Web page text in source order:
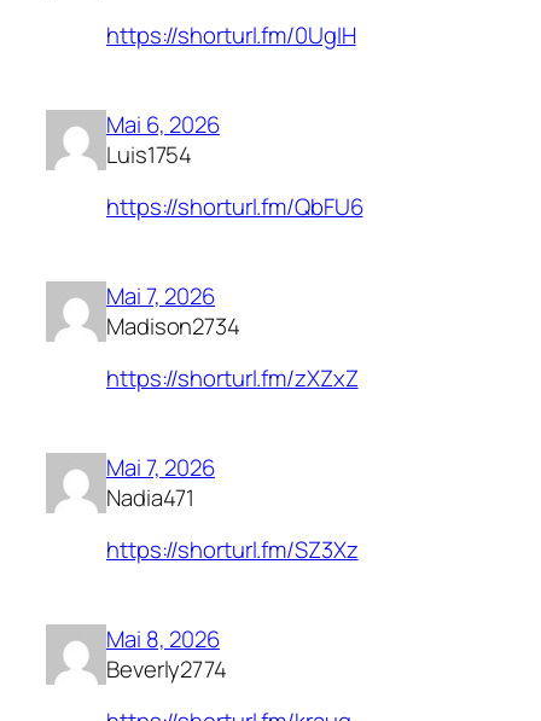
https://shorturl.fm/0UgIH
Mai 6, 2026
Luis1754
https://shorturl.fm/QbFU6
Mai 7, 2026
Madison2734
https://shorturl.fm/zXZxZ
Mai 7, 2026
Nadia471
https://shorturl.fm/SZ3Xz
Mai 8, 2026
Beverly2774